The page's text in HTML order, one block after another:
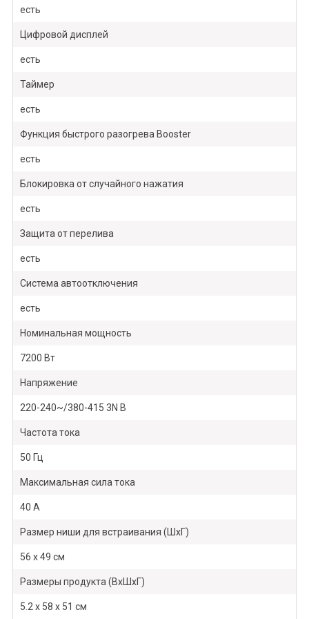
есть
Цифровой дисплей
есть
Таймер
есть
Функция быстрого разогрева Booster
есть
Блокировка от случайного нажатия
есть
Защита от перелива
есть
Система автоотключения
есть
Номинальная мощность
7200 Вт
Напряжение
220-240~/380-415 3N В
Частота тока
50 Гц
Максимальная сила тока
40 А
Размер ниши для встраивания (ШхГ)
56 х 49 см
Размеры продукта (ВхШхГ)
5.2 х 58 х 51 см